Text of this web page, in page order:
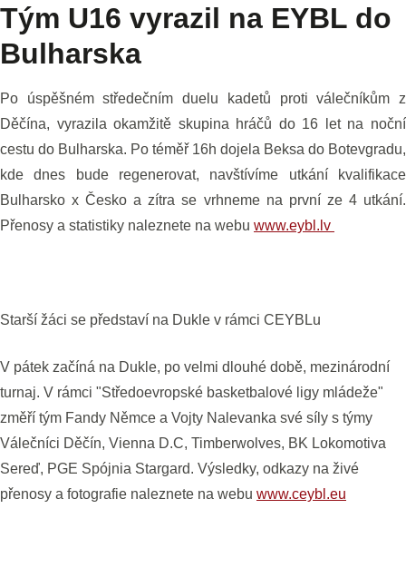
Tým U16 vyrazil na EYBL do
Bulharska
Po úspěšném středečním duelu kadetů proti válečníkům z
Děčína, vyrazila okamžitě skupina hráčů do 16 let na noční
cestu do Bulharska. Po téměř 16h dojela Beksa do Botevgradu,
kde dnes bude regenerovat, navštívíme utkání kvalifikace
Bulharsko x Česko a zítra se vrhneme na první ze 4 utkání.
Přenosy a statistiky naleznete na webu www.eybl.lv
Starší žáci se představí na Dukle v rámci CEYBLu
V pátek začíná na Dukle, po velmi dlouhé době, mezinárodní
turnaj. V rámci "Středoevropské basketbalové ligy mládeže"
změří tým Fandy Němce a Vojty Nalevanka své síly s týmy
Válečníci Děčín, Vienna D.C, Timberwolves, BK Lokomotiva
Sereď, PGE Spójnia Stargard. Výsledky, odkazy na živé
přenosy a fotografie naleznete na webu www.ceybl.eu